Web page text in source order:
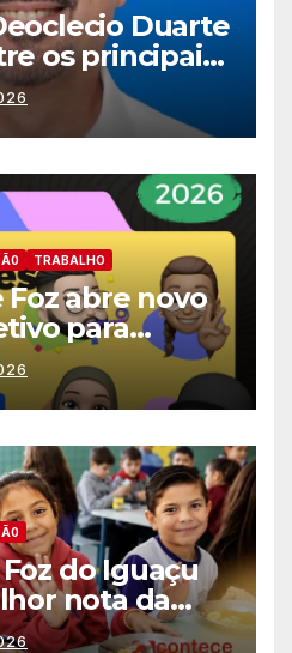
Duarte
os principais
Brasil para
TRABALHO
abre novo
para
do Iguaçu
nota da